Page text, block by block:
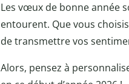
Les vœux de bonne année
entourent. Que vous
de transmettre vos
Alors, pensez à